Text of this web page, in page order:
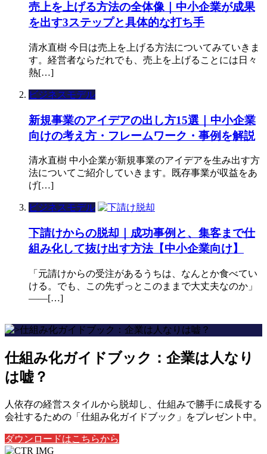
売上を上げる方法の全体像｜中小企業が成果
を出す3ステップと具体的な打ち手
清水直樹 今日は売上を上げる方法についてみていきま
す。経営者ならだれでも、売上を上げることには日々
熱[…]
ビジネスモデル
新規事業のアイデアの出し方15選｜中小企業
向けの考え方・フレームワーク・事例を解説
清水直樹 中小企業が新規事業のアイデアを生み出す方
法についてご紹介していきます。既存事業が収益をあ
げ[…]
ビジネスモデル
下請けからの脱却｜成功事例と、集客まで仕
組み化して抜け出す方法【中小企業向け】
「元請けからの受注があるうちは、なんとか食べてい
ける。でも、この先ずっとこのままで大丈夫なのか」
——[…]
仕組み化ガイドブック：企業は人なり
は嘘？
人依存の経営スタイルから脱却し、仕組みで勝手に成長する
会社するための「仕組み化ガイドブック」をプレゼント中。
ダウンロードはこちらから